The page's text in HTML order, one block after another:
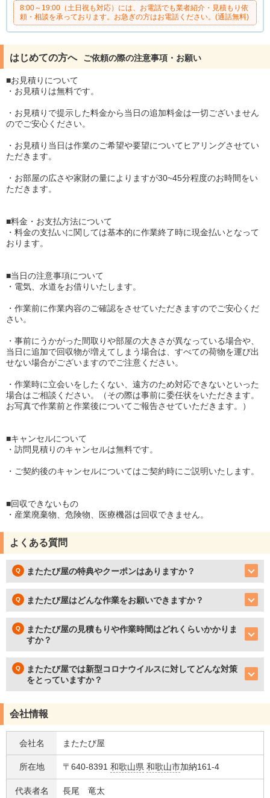
8:00～19:00（土日祝も対応）には、お電話でも業者紹介・見積もり依
頼・相談を承っております。お急ぎの方はお電話ください。(通話無料)
はじめての方へ ご依頼の際の注意事項・お願い
■お見積りについて
・お見積りは無料です。
・お見積りで提示した料金から当日の追加料金は一切ございません
のでご安心ください。
・お見積り当日は作業のご希望や要望についてヒアリングさせてい
ただきます。
・お部屋の広さや家財の量によりますが30~45分程度のお時間をい
ただきます。
■料金・お支払方法について
・料金の支払いに関しては基本的に作業終了時に現金払いとなって
おります。
■当日の注意事項について
・電気、水道をお借りいたします。
・作業前に作業内容のご確認をさせていただきますのでご安心くだ
さい。
・事前にうかがった間取りや部屋の大きさが異なっている場合や、
当日に追加で回収物が増えてしまう場合は、すべての荷物を運び出
せない場合がございますのでご注意ください。
・作業時に立会いをしたくない、遠方のため対応できないといった
場合はご相談ください。（その際は事前に委任状をいただきます。
お写真で作業前と作業後についてご報告させていただきます。）
■キャンセルについて
・訪問見積りのキャンセルは無料です。
・ご契約後のキャンセルについてはご契約時にご説明いたします。
■回収できないもの
・産業廃棄物、危険物、医療機器は回収できません。
よくある質問
またたび屋の特典やクーポンはありますか？
またたび屋はどんな作業をお願いできますか？
またたび屋の見積もりや作業時間はどれくらいかかりま
すか？
またたび屋では新型コロナウイルスに対してどんな対策
をとっていますか？
会社情報
会社名 またたび屋
所在地 〒640-8391 和歌山県 和歌山市加納161-4
代表者名 長尾 竜太